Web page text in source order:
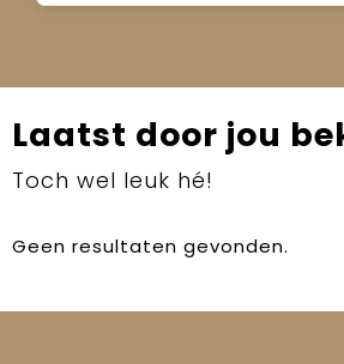
Laatst door jou
Toch wel leuk hé!
Geen resultaten gevonden.